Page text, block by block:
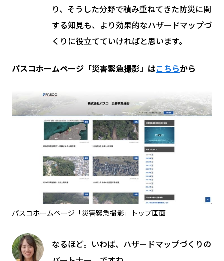
り、そうした分野で積み重ねてきた防災に関
する知見も、より効果的なハザードマップづ
くりに役立てていければと思います。
パスコホームページ「災害緊急撮影」はこちらから
パスコホームページ「災害緊急撮影」トップ画面
なるほど。いわば、ハザードマップづくりの